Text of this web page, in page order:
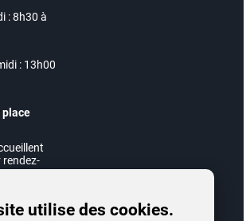
: 8h30 à
: 13h00
place
rendez-
utilise des cookies.